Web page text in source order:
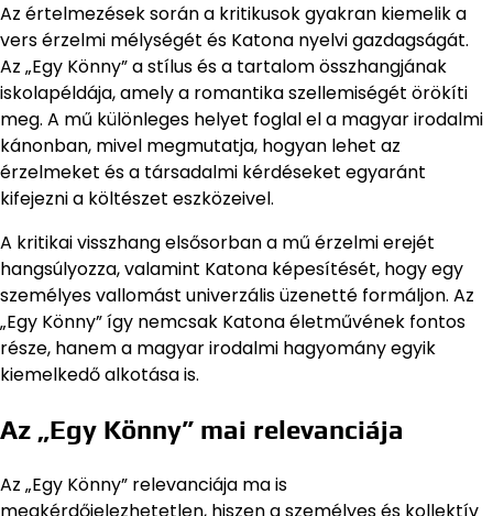
Az értelmezések során a kritikusok gyakran kiemelik a
vers érzelmi mélységét és Katona nyelvi gazdagságát.
Az „Egy Könny” a stílus és a tartalom összhangjának
iskolapéldája, amely a romantika szellemiségét örökíti
meg. A mű különleges helyet foglal el a magyar irodalmi
kánonban, mivel megmutatja, hogyan lehet az
érzelmeket és a társadalmi kérdéseket egyaránt
kifejezni a költészet eszközeivel.
A kritikai visszhang elsősorban a mű érzelmi erejét
hangsúlyozza, valamint Katona képesítését, hogy egy
személyes vallomást univerzális üzenetté formáljon. Az
„Egy Könny” így nemcsak Katona életművének fontos
része, hanem a magyar irodalmi hagyomány egyik
kiemelkedő alkotása is.
Az „Egy Könny” mai relevanciája
Az „Egy Könny” relevanciája ma is
megkérdőjelezhetetlen, hiszen a személyes és kollektív